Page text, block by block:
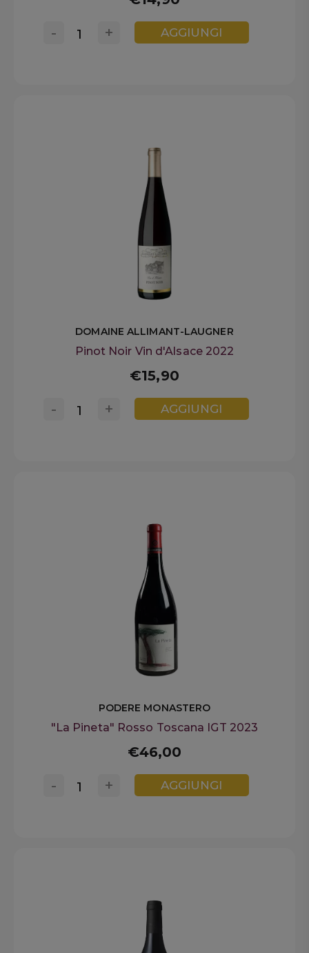
+
- AGGIUNGI
DOMAINE ALLIMANT-LAUGNER
Pinot Noir Vin d'Alsace 2022
€15,90
+
- AGGIUNGI
PODERE MONASTERO
"La Pineta" Rosso Toscana IGT 2023
€46,00
+
- AGGIUNGI